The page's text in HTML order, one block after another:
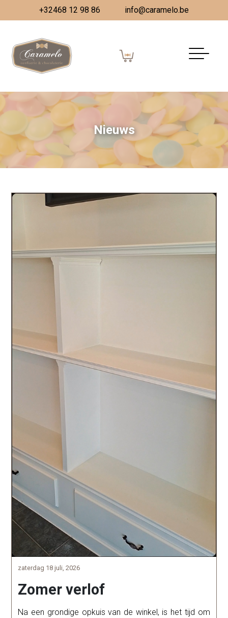
+32468 12 98 86 info@caramelo.be
Nieuws
zaterdag 18 juli, 2026
Zomer verlof
Na een grondige opkuis van de winkel, is het tijd om